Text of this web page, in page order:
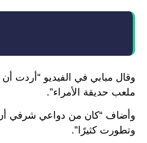
وقال مبابي في الفيديو “أردت
ملعب حديقة الأمراء”.
وأضاف “كان من دواعي شرفي أن
وتطورت كثيرًا”.